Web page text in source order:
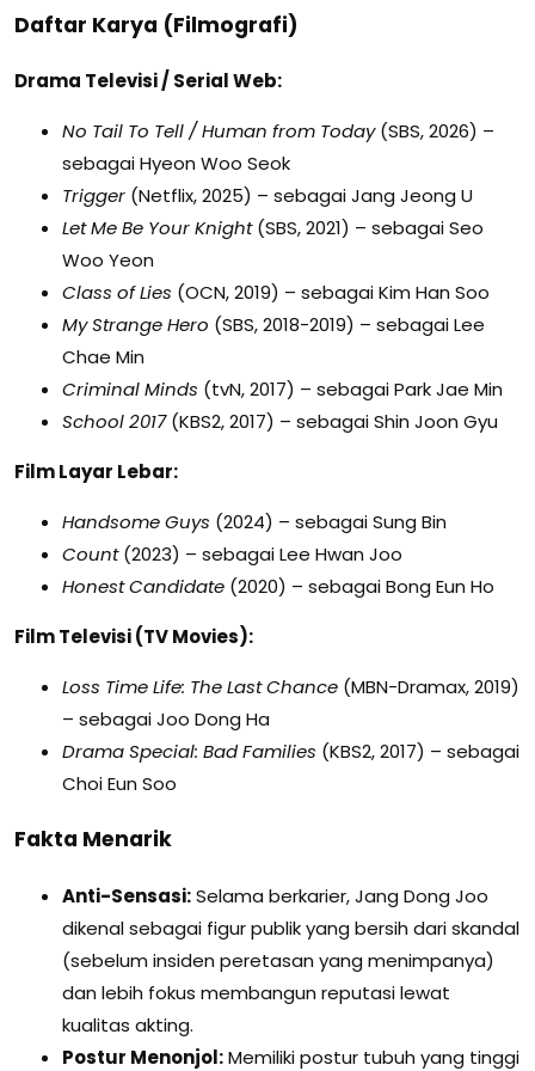
Daftar Karya (Filmografi)
Drama Televisi / Serial Web:
No Tail To Tell / Human from Today(SBS, 2026) –
sebagai Hyeon Woo Seok
Trigger (Netflix, 2025) – sebagai Jang Jeong U
Let Me Be Your Knight(SBS, 2021) – sebagai Seo
Woo Yeon
Class of Lies (OCN, 2019) – sebagai Kim Han Soo
My Strange Hero (SBS, 2018-2019) – sebagai Lee
Chae Min
Criminal Minds (tvN, 2017) – sebagai Park Jae Min
School 2017(KBS2, 2017) – sebagai Shin Joon Gyu
Film Layar Lebar:
Handsome Guys (2024) – sebagai Sung Bin
Count(2023) – sebagai Lee Hwan Joo
Honest Candidate (2020) – sebagai Bong Eun Ho
Film Televisi (TV Movies):
Loss Time Life: The Last Chance (MBN-Dramax, 2019)
– sebagai Joo Dong Ha
Drama Special: Bad Families (KBS2, 2017) – sebagai
Choi Eun Soo
Fakta Menarik
Anti-Sensasi:Selama berkarier, Jang Dong Joo
dikenal sebagai figur publik yang bersih dari skandal
(sebelum insiden peretasan yang menimpanya)
dan lebih fokus membangun reputasi lewat
kualitas akting.
Postur Menonjol:Memiliki postur tubuh yang tinggi